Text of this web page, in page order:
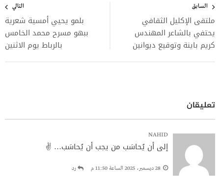
المقالات
السابق
ملتقى الإكليل الثقافي
يحتفي بالشاعر المهندس
كريم باينة وتوقيع ديوانين
التالي
بلمو يحيي أمسية شعرية
ببهو مسرح محمد الخامس
بالرباط يوم الاثنين
تعليقان
NAHID
إلى أن يُحاسَب من يجب أن يُحاسَب… ✌️
28 ديسمبر، 2025 الساعة 11:50 م رد